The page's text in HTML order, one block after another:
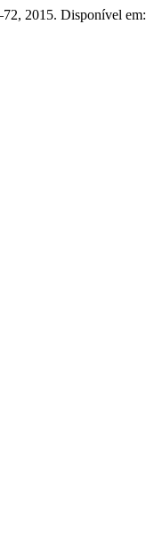
2015. Disponível em: